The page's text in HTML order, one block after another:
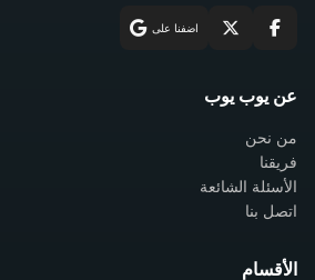
اضفنا على
عن يوب يوب
من نحن
فريقنا
الأسئلة الشائعة
اتصل بنا
الأقسام